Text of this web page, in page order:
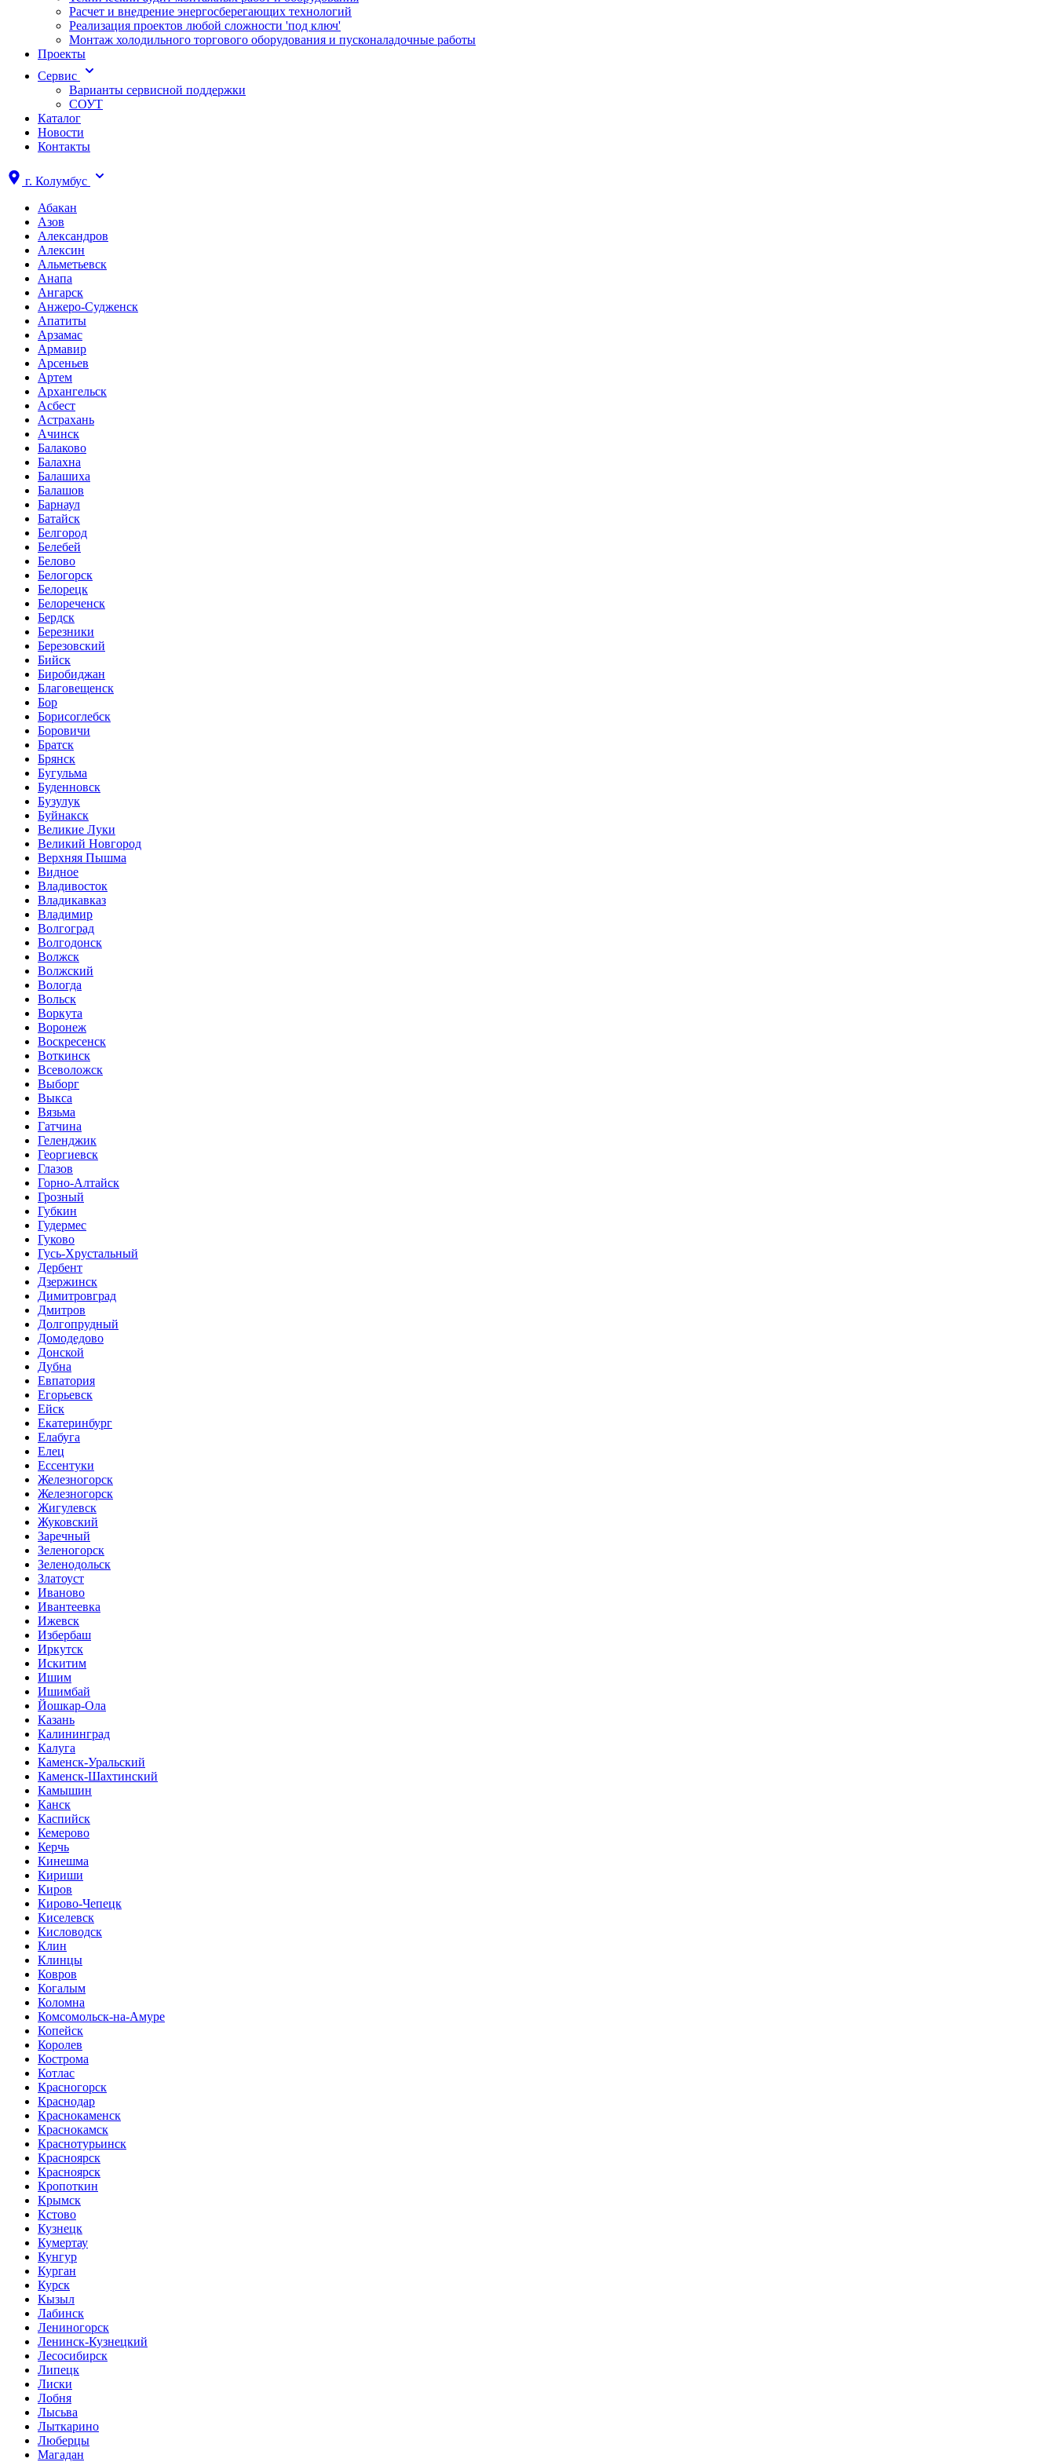
Расчет и внедрение энергосберегающих технологий
Реализация проектов любой сложности 'под ключ'
Монтаж холодильного торгового оборудования и пусконаладочные работы
Проекты
Сервис
Варианты сервисной поддержки
СОУТ
Каталог
Новости
Контакты
г. Колумбус
Абакан
Азов
Александров
Алексин
Альметьевск
Анапа
Ангарск
Анжеро-Судженск
Апатиты
Арзамас
Армавир
Арсеньев
Артем
Архангельск
Асбест
Астрахань
Ачинск
Балаково
Балахна
Балашиха
Балашов
Барнаул
Батайск
Белгород
Белебей
Белово
Белогорск
Белорецк
Белореченск
Бердск
Березники
Березовский
Бийск
Биробиджан
Благовещенск
Бор
Борисоглебск
Боровичи
Братск
Брянск
Бугульма
Буденновск
Бузулук
Буйнакск
Великие Луки
Великий Новгород
Верхняя Пышма
Видное
Владивосток
Владикавказ
Владимир
Волгоград
Волгодонск
Волжск
Волжский
Вологда
Вольск
Воркута
Воронеж
Воскресенск
Воткинск
Всеволожск
Выборг
Выкса
Вязьма
Гатчина
Геленджик
Георгиевск
Глазов
Горно-Алтайск
Грозный
Губкин
Гудермес
Гуково
Гусь-Хрустальный
Дербент
Дзержинск
Димитровград
Дмитров
Долгопрудный
Домодедово
Донской
Дубна
Евпатория
Егорьевск
Ейск
Екатеринбург
Елабуга
Елец
Ессентуки
Железногорск
Железногорск
Жигулевск
Жуковский
Заречный
Зеленогорск
Зеленодольск
Златоуст
Иваново
Ивантеевка
Ижевск
Избербаш
Иркутск
Искитим
Ишим
Ишимбай
Йошкар-Ола
Казань
Калининград
Калуга
Каменск-Уральский
Каменск-Шахтинский
Камышин
Канск
Каспийск
Кемерово
Керчь
Кинешма
Кириши
Киров
Кирово-Чепецк
Киселевск
Кисловодск
Клин
Клинцы
Ковров
Когалым
Коломна
Комсомольск-на-Амуре
Копейск
Королев
Кострома
Котлас
Красногорск
Краснодар
Краснокаменск
Краснокамск
Краснотурьинск
Красноярск
Красноярск
Кропоткин
Крымск
Кстово
Кузнецк
Кумертау
Кунгур
Курган
Курск
Кызыл
Лабинск
Лениногорск
Ленинск-Кузнецкий
Лесосибирск
Липецк
Лиски
Лобня
Лысьва
Лыткарино
Люберцы
Магадан